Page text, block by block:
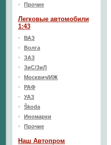
Прочие
Легковые автомобили
1:43
ВАЗ
Волга
ЗАЗ
ЗиС/ЗиЛ
Москвич/ИЖ
РАФ
УАЗ
Škoda
Иномарки
Прочие
Наш Aвтопром